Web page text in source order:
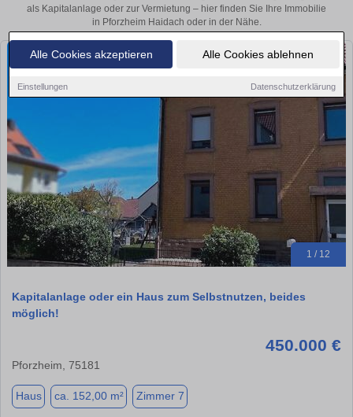
Alle Cookies akzeptieren Alle Cookies ablehnen
Einstellungen Datenschutzerklärung
als Kapitalanlage oder zur Vermietung – hier finden Sie Ihre Immobilie
in Pforzheim Haidach oder in der Nähe.
1 / 12
Kapitalanlage oder ein Haus zum Selbstnutzen, beides
möglich!
450.000 €
Pforzheim, 75181
Haus ca. 152,00 m² Zimmer 7